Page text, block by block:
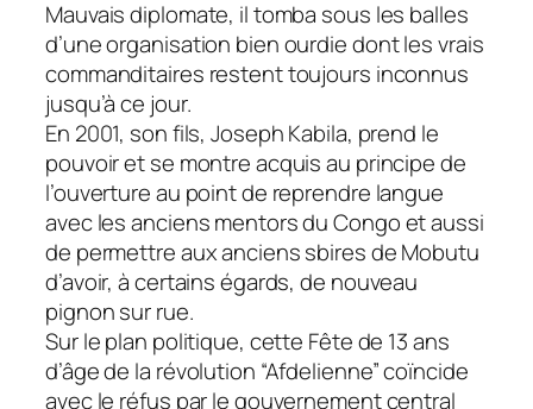
Mauvais diplomate, il tomba sous les balles
d’une organisation bien ourdie dont les vrais
commanditaires restent toujours inconnus
jusqu’à ce jour.
En 2001, son fils, Joseph Kabila, prend le
pouvoir et se montre acquis au principe de
l’ouverture au point de reprendre langue
avec les anciens mentors du Congo et aussi
de permettre aux anciens sbires de Mobutu
d’avoir, à certains égards, de nouveau
pignon sur rue.
Sur le plan politique, cette Fête de 13 ans
d’âge de la révolution “Afdelienne” coïncide
avec le réfus par le gouvernement central